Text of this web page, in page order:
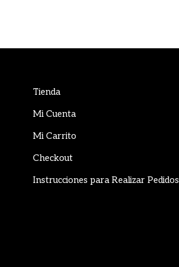
Tienda
Mi Cuenta
Mi Carrito
Checkout
Instrucciones para Realizar Pedidos